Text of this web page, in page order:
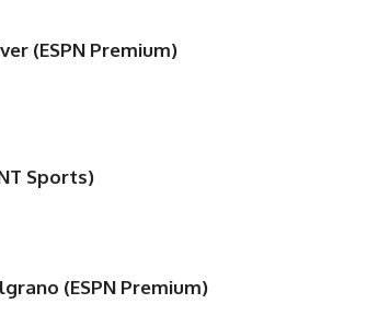
(ESPN Premium)
Sports)
(ESPN Premium)